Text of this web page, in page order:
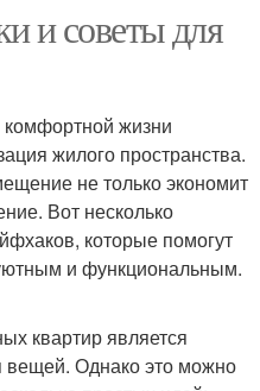
и советы для
жизни
жилого пространства.
не только экономит
Вот несколько
которые помогут
и функциональным.
квартир является
вещей. Однако это можно